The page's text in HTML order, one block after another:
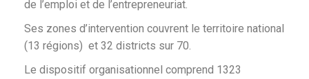
de l’emploi et de l’entrepreneuriat.
Ses zones d’intervention couvrent le territoire national
(13 régions) et 32 districts sur 70.
Le dispositif organisationnel comprend 1323